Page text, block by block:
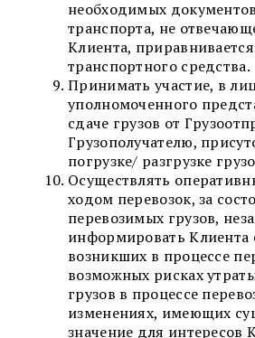
необходимых
транспорта, не
Клиента,
транспортного средства.
Принимать участие, в
уполномоченного
сдаче грузов от
Грузополучателю,
погрузке/ разгрузке
Осуществлять
ходом перевозок, за
перевозимых грузов,
информировать Клиента
возникших в процессе
возможных рисках
грузов в процессе
изменениях, имеющих
значение для интересов